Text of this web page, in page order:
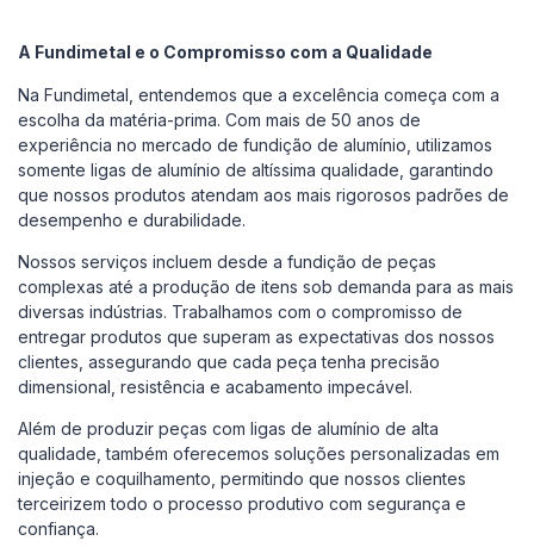
A Fundimetal e o Compromisso com a Qualidade
Na Fundimetal, entendemos que a excelência começa com a
escolha da matéria-prima. Com mais de 50 anos de
experiência no mercado de fundição de alumínio, utilizamos
somente ligas de alumínio de altíssima qualidade, garantindo
que nossos produtos atendam aos mais rigorosos padrões de
desempenho e durabilidade.‌
Nossos serviços incluem desde a fundição de peças
complexas até a produção de itens sob demanda para as mais
diversas indústrias. Trabalhamos com o compromisso de
entregar produtos que superam as expectativas dos nossos
clientes, assegurando que cada peça tenha precisão
dimensional, resistência e acabamento impecável.‌
Além de produzir peças com ligas de alumínio de alta
qualidade, também oferecemos soluções personalizadas em
injeção e coquilhamento, permitindo que nossos clientes
terceirizem todo o processo produtivo com segurança e
confiança.‌